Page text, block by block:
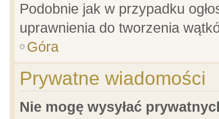
Podobnie jak w przypadku
uprawnienia do tworzenia
Góra
Prywatne wiadomości
Nie mogę wysyłać